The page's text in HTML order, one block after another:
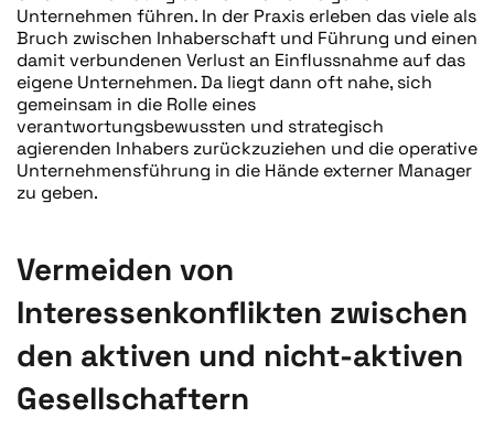
Unternehmen führen. In der Praxis erleben das viele als
Bruch zwischen Inhaberschaft und Führung und einen
damit verbundenen Verlust an Einflussnahme auf das
eigene Unternehmen. Da liegt dann oft nahe, sich
gemeinsam in die Rolle eines
verantwortungsbewussten und strategisch
agierenden Inhabers zurückzuziehen und die operative
Unternehmensführung in die Hände externer Manager
zu geben.
Vermeiden von
Interessenkonflikten zwischen
den aktiven und nicht-aktiven
Gesellschaftern